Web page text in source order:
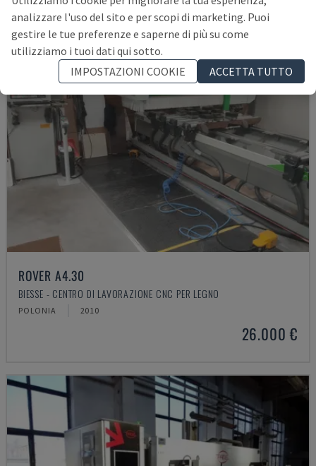
ROVER A4.30
BIESSE - CENTRO DI LAVORAZIONE CNC PER LEGNO
POLONIA 2010
26.000 €
analizzare l'uso del sito e per scopi di marketing. Puoi
gestire le tue preferenze e saperne di più su come
utilizziamo i tuoi dati qui sotto.
IMPOSTAZIONI COOKIE
ACCETTA TUTTO